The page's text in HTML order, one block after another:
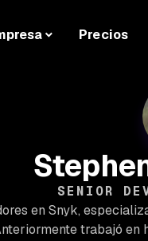
Precios
SENIOR
en Snyk,
trabajó